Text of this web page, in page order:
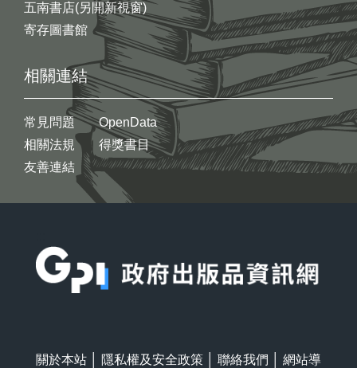
五南書店(另開新視窗)
寄存圖書館
相關連結
常見問題
相關法規
友善連結
OpenData
得獎書目
關於本站 隱私權及安全政策 聯絡我們
網站導